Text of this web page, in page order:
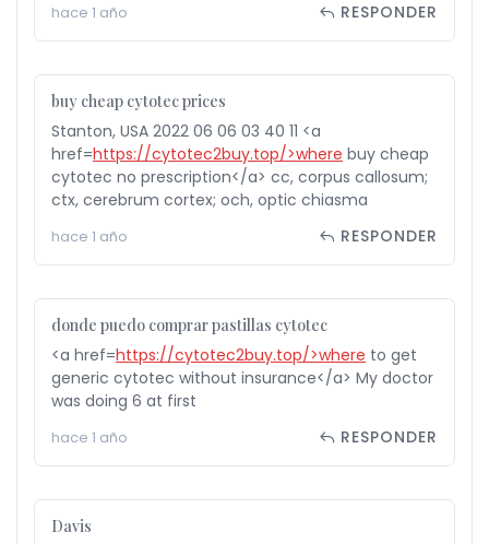
hace 1 año RESPONDER
buy cheap cytotec prices
Stanton, USA 2022 06 06 03 40 11 <a
href=https://cytotec2buy.top/>where buy cheap
cytotec no prescription</a> cc, corpus callosum;
ctx, cerebrum cortex; och, optic chiasma
hace 1 año RESPONDER
donde puedo comprar pastillas cytotec
<a href=https://cytotec2buy.top/>where to get
generic cytotec without insurance</a> My doctor
was doing 6 at first
hace 1 año RESPONDER
Davis